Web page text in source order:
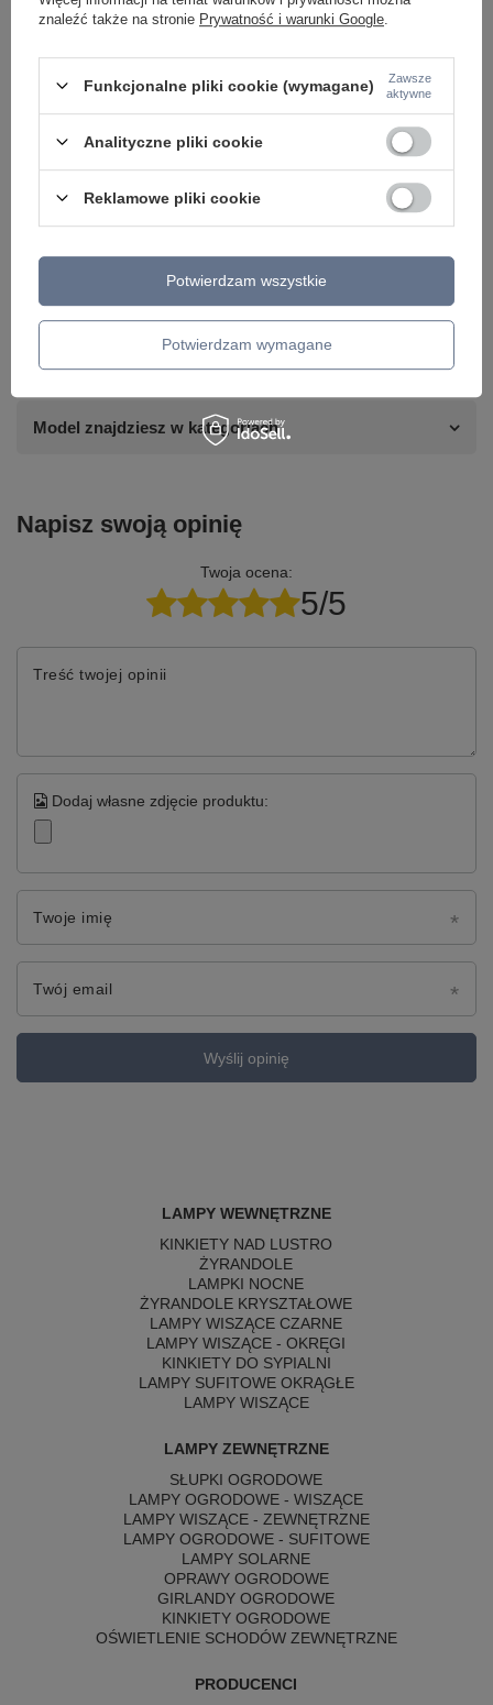
chcesz lepszą cenę?
Napisz do nas - doradzimy, odpowiemy
Model znajdziesz w kategoriach
Napisz swoją opinię
Twoja ocena:
5/5
Treść twojej opinii
Dodaj własne zdjęcie produktu:
Twoje imię
Twój email
Wyślij opinię
LAMPY WEWNĘTRZNE
KINKIETY NAD LUSTRO
ŻYRANDOLE
LAMPKI NOCNE
ŻYRANDOLE KRYSZTAŁOWE
LAMPY WISZĄCE CZARNE
LAMPY WISZĄCE - OKRĘGI
KINKIETY DO SYPIALNI
LAMPY SUFITOWE OKRĄGŁE
LAMPY WISZĄCE
LAMPY ZEWNĘTRZNE
SŁUPKI OGRODOWE
LAMPY OGRODOWE - WISZĄCE
LAMPY WISZĄCE - ZEWNĘTRZNE
LAMPY OGRODOWE - SUFITOWE
LAMPY SOLARNE
OPRAWY OGRODOWE
GIRLANDY OGRODOWE
KINKIETY OGRODOWE
OŚWIETLENIE SCHODÓW ZEWNĘTRZNE
PRODUCENCI
znaleźć także na stronie Prywatność i warunki Google
Funkcjonalne pliki cookie (wymagane)
Zawsze
aktywne
Analityczne pliki cookie
Reklamowe pliki cookie
Potwierdzam wymagane
Potwierdzam wszystkie